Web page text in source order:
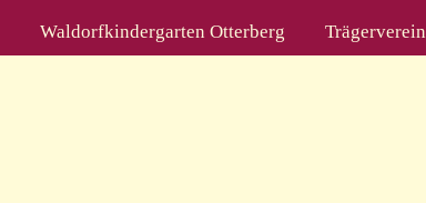
Waldorfkindergarten Otterberg Trägerverein